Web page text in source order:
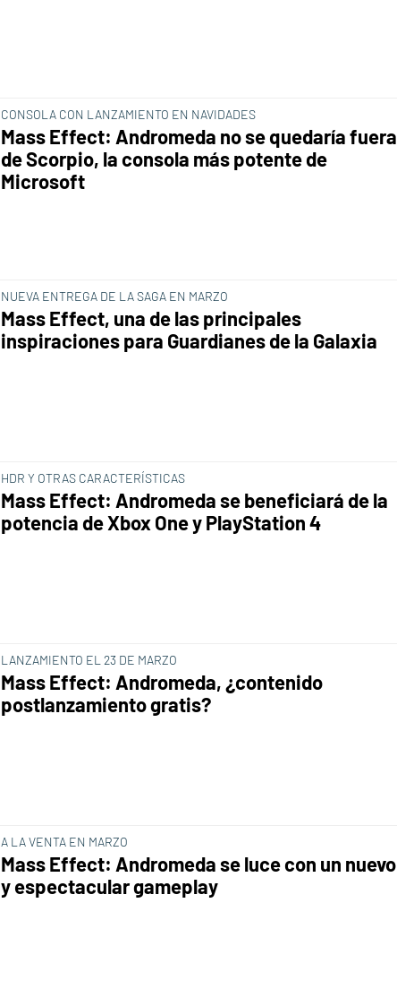
CONSOLA CON LANZAMIENTO EN NAVIDADES
Mass Effect: Andromeda no se quedaría fuera
de Scorpio, la consola más potente de
Microsoft
NUEVA ENTREGA DE LA SAGA EN MARZO
Mass Effect, una de las principales
inspiraciones para Guardianes de la Galaxia
HDR Y OTRAS CARACTERÍSTICAS
Mass Effect: Andromeda se beneficiará de la
potencia de Xbox One y PlayStation 4
LANZAMIENTO EL 23 DE MARZO
Mass Effect: Andromeda, ¿contenido
postlanzamiento gratis?
A LA VENTA EN MARZO
Mass Effect: Andromeda se luce con un nuevo
y espectacular gameplay